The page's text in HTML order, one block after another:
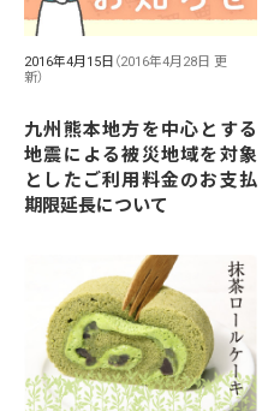
2016年4月15日 （2016年4月28日 更
新）
九州熊本地方を中心とする
地震による被災地域を対象
としたご利用料金のお支払
期限延長について